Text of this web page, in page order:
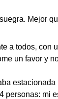
Mejor
a todos, con
un favor y
personas: mi